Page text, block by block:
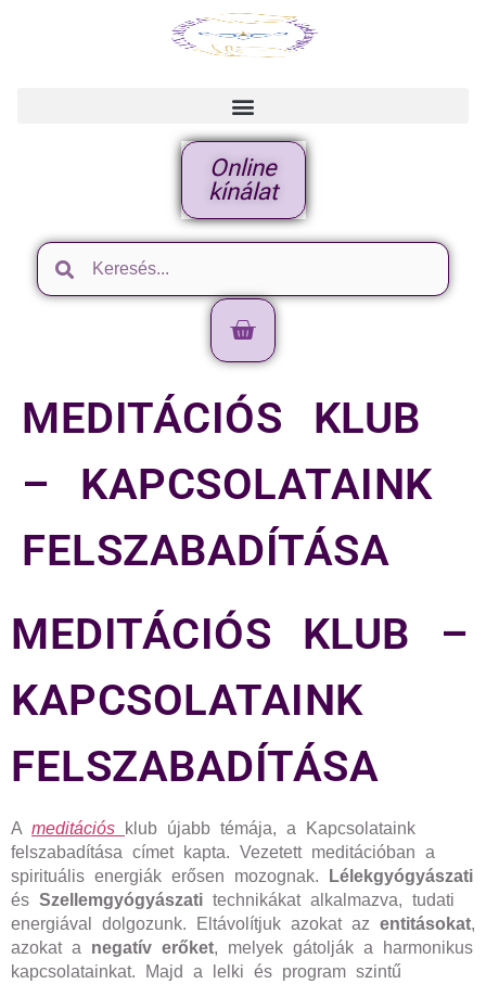
Online
kínálat
MEDITÁCIÓS KLUB
– KAPCSOLATAINK
FELSZABADÍTÁSA
MEDITÁCIÓS KLUB –
KAPCSOLATAINK
FELSZABADÍTÁSA
A meditációs
klub újabb témája, a Kapcsolataink
felszabadítása címet kapta. Vezetett meditációban a
spirituális energiák erősen mozognak.
Lélekgyógyászati
és Szellemgyógyászati technikákat alkalmazva, tudati
energiával dolgozunk. Eltávolítjuk azokat az entitásokat,
azokat a negatív erőket, melyek gátolják a harmonikus
kapcsolatainkat. Majd a lelki és program szintű